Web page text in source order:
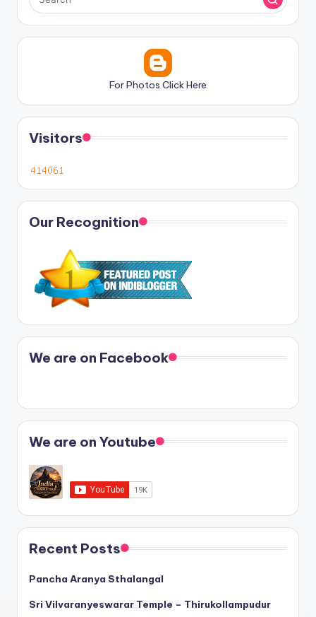
For Photos Click Here
Visitors
Our Recognition
We are on Facebook
We are on Youtube
Recent Posts
Pancha Aranya Sthalangal
Sri Vilvaranyeswarar Temple – Thirukollampudur